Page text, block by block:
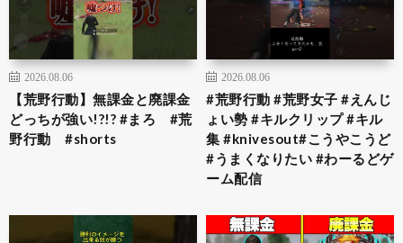
2026.08.06
【荒野行動】無課金と廃課金
どっちが強い!?!? #まろ #荒
野行動 #shorts
2026.08.06
#荒野行動 #荒野女子 #えんじ
ょい勢 #キルクリップ #キル
集 #knivesout#こうやこうど
#うまくなりたい #わーるどゲ
ーム配信